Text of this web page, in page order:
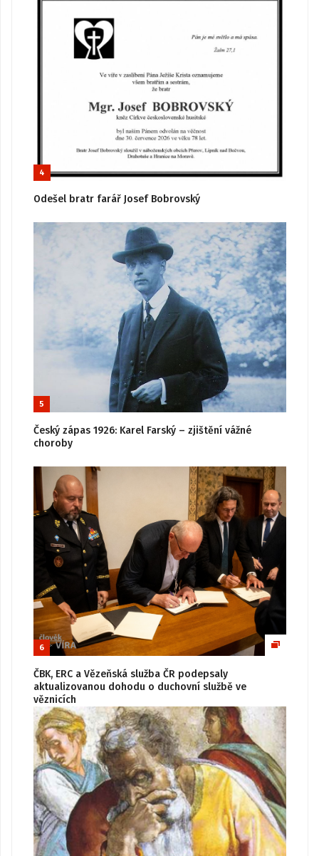
4
Odešel bratr farář Josef Bobrovský
5
Český zápas 1926: Karel Farský – zjištění vážné
choroby
6
ČBK, ERC a Vězeňská služba ČR podepsaly
aktualizovanou dohodu o duchovní službě ve
věznicích